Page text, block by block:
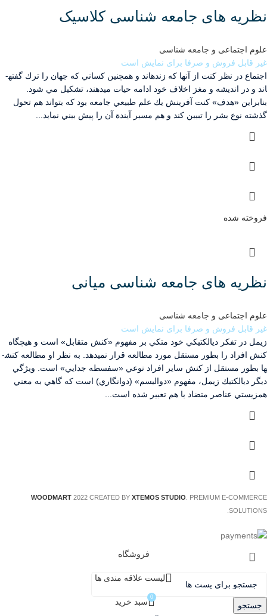
نظریه های جامعه شناسی کلاسیک
علوم اجتماعی و جامعه شناسی
غیر قابل فروش و صرفا برای نمایش است
اجتماع در نظر كنت از آن­ها كه زنده­اند و همچنين كساني كه جهان را ترك گفته­
اند و در انديشه و مغز اخلاف خود ادامه حيات مي­دهند، تشكيل مي شود.
بنابراين «هدف» كنت آفرينش يك علم طبيعي جامعه بود كه بتواند هم تحول
گذشته نوع بشر را تبيين كند و هم مسير آيندة آن را پيش ­بيني نمايد...
فروخته شده
نظریه های جامعه شناسی میانی
علوم اجتماعی و جامعه شناسی
غیر قابل فروش و صرفا برای نمایش است
زيمل در تفكر ديالكتيكي خود متكي بر مفهوم «كنش متقابل» است و هيچگاه
كنش افراد را بطور مستقل مورد مطالعه قرار نمي­دهد. به نظر او مطالعه كنش­
ها بطور مستقل از كنش ساير افراد نوعي «سفسطه جدايي» است. ويژگي
ديگر ديالكتيك زيمل، مفهوم «دواليسم» (دوانگاري) است كه گاهي به معني
همزيستي عناصر متضاد با هم تعبير شده است...
WOODMART 2022 CREATED BY XTEMOS STUDIO . PREMIUM E-COMMERCE
SOLUTIONS.
جستجو
فروشگاه
لیست علاقه مندی ها
0 سبد خرید